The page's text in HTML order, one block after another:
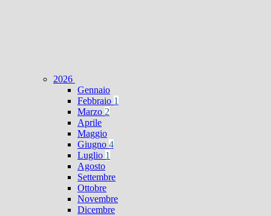
2026
Gennaio
Febbraio 1
Marzo 2
Aprile
Maggio
Giugno 4
Luglio 1
Agosto
Settembre
Ottobre
Novembre
Dicembre